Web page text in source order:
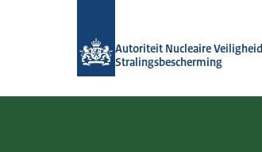
Autoriteit Nucleaire
Stralingsbescherming